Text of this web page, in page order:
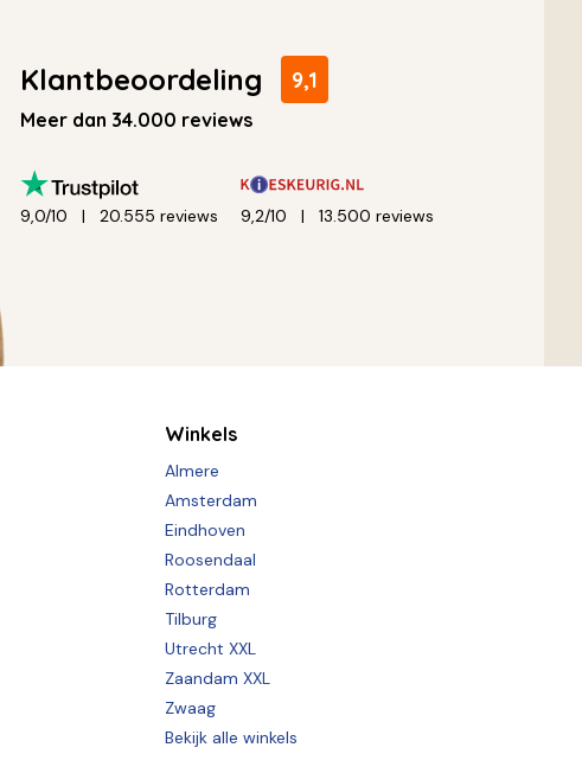
Klantbeoordeling 9,1
Meer dan 34.000 reviews
9,0/10 20.555 reviews 9,2/10 13.500 reviews
Winkels
Almere
Amsterdam
Eindhoven
Roosendaal
Rotterdam
Tilburg
Utrecht XXL
Zaandam XXL
Zwaag
Bekijk alle winkels